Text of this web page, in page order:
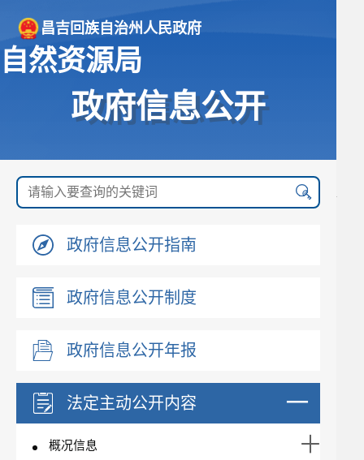
昌吉回族自治州人民政府
自然资源局
政府信息公开
政府信息公开指南
政府信息公开制度
政府信息公开年报
法定主动公开内容
概况信息